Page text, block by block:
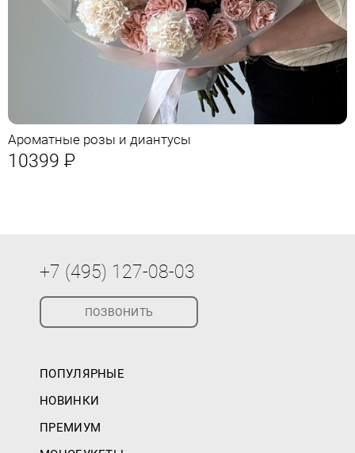
Ароматные розы и диантусы
10399 Р
+7 (495) 127-08-03
ПОЗВОНИТЬ
ПОПУЛЯРНЫЕ
НОВИНКИ
ПРЕМИУМ